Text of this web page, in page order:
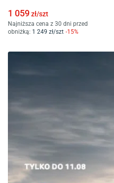
1 059zł/szt
Najniższa cena z 30 dni przed
obniżką: 1 249 zł/szt -15%